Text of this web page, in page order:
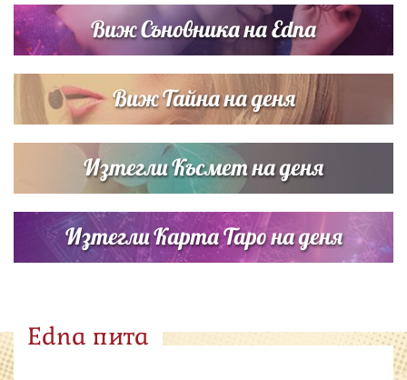
Виж Съновника на Edna
Виж Тайна на деня
Изтегли Късмет на деня
Изтегли Карта Таро на деня
Edna пита